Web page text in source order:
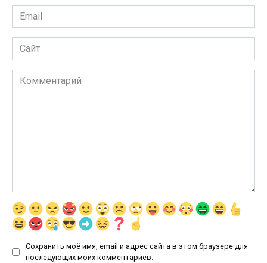
Email
*
Сайт
Комментарий
Сохранить моё имя, email и адрес сайта в этом браузере для
последующих моих комментариев.